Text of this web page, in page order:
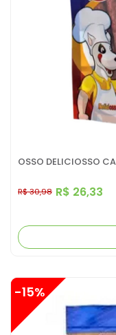
OSSO DELICIOSSO
R$ 26,33
R$ 30,98
-15%